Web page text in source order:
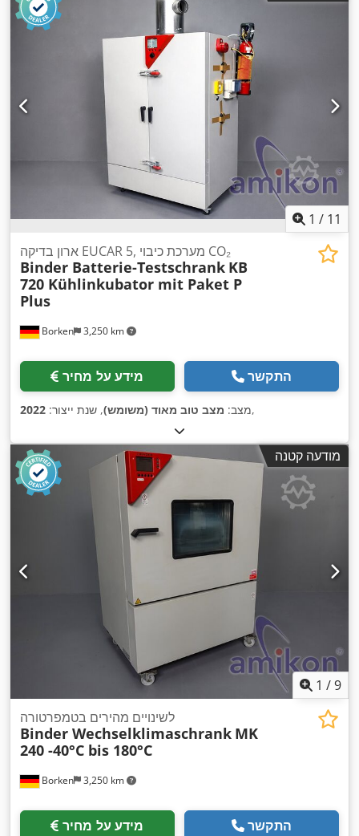
1 / 11
Borken 3,250 km
ארון בדיקה EUCAR 5, מערכת כיבוי CO₂
Binder Batterie-Testschrank KB
720 Kühlinkubator mit Paket P
Plus
מידע על מחיר התקשר
מצב: מצב טוב מאוד (משומש), שנת ייצור: 2022 ,
מודעה קטנה
1 /9
Borken 3,250 km
לשינויים מהירים בטמפרטורה
Binder Wechselklimaschrank MK
240 -40°C bis 180°C
מידע על מחיר התקשר